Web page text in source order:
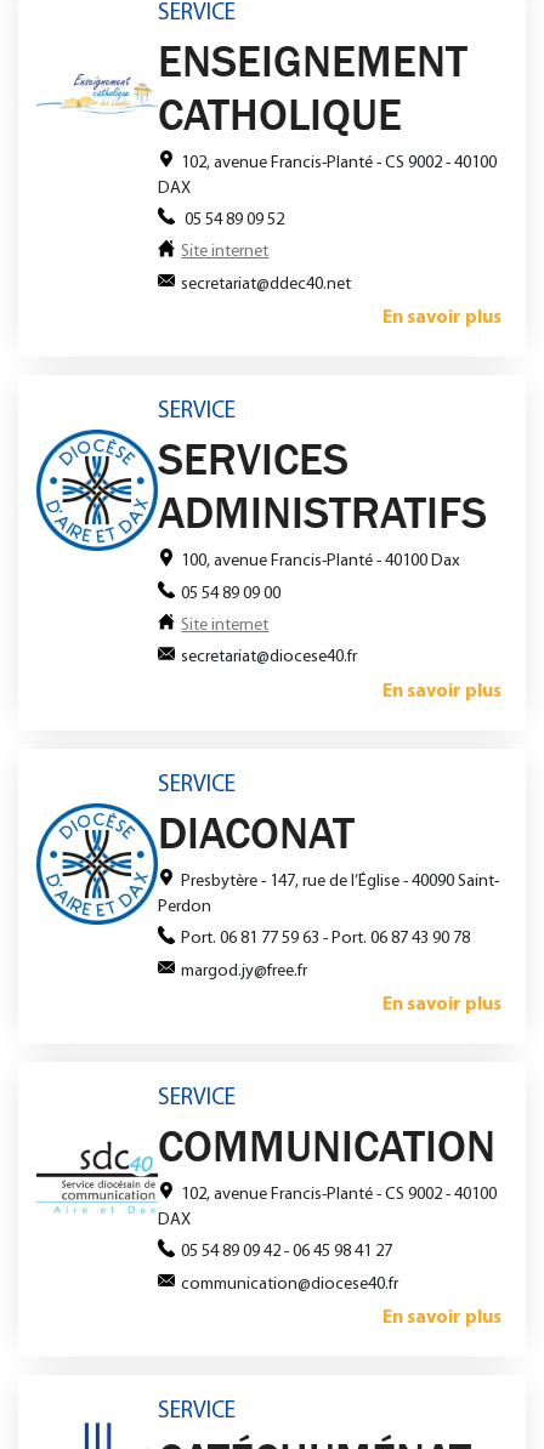
SERVICE
ENSEIGNEMENT
CATHOLIQUE
102, avenue Francis-Planté - CS 9002 - 40100
DAX
05 54 89 09 52
Site internet
secretariat@ddec40.net
En savoir plus
SERVICE
SERVICES
ADMINISTRATIFS
100, avenue Francis-Planté - 40100 Dax
05 54 89 09 00
Site internet
secretariat@diocese40.fr
En savoir plus
SERVICE
DIACONAT
Presbytère - 147, rue de l’Église - 40090 Saint-
Perdon
Port. 06 81 77 59 63 - Port. 06 87 43 90 78
margod.jy@free.fr
En savoir plus
SERVICE
COMMUNICATION
102, avenue Francis-Planté - CS 9002 - 40100
DAX
05 54 89 09 42 - 06 45 98 41 27
communication@diocese40.fr
En savoir plus
SERVICE